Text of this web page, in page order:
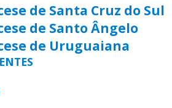
de Santa Cruz do Sul
de Santo Ângelo
de Uruguaiana